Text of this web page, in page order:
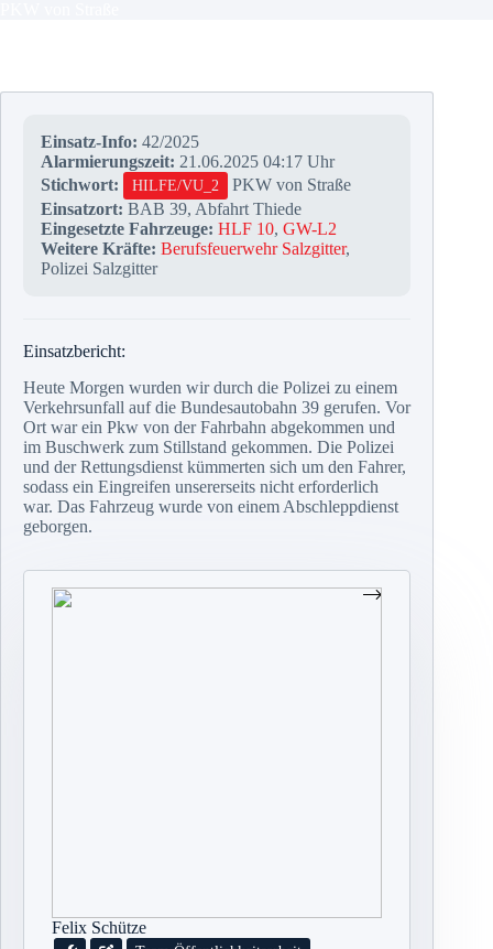
Einsatz-Info: 42/2025
Alarmierungszeit: 21.06.2025 04:17 Uhr
Stichwort:
HILFE/VU_2
PKW von Straße
Einsatzort: BAB 39, Abfahrt Thiede
Eingesetzte Fahrzeuge: HLF 10, GW-L2
Weitere Kräfte: Berufsfeuerwehr Salzgitter,
Polizei Salzgitter
Einsatzbericht:
Heute Morgen wurden wir durch die Polizei zu einem
Verkehrsunfall auf die Bundesautobahn 39 gerufen. Vor
Ort war ein Pkw von der Fahrbahn abgekommen und
im Buschwerk zum Stillstand gekommen. Die Polizei
und der Rettungsdienst kümmerten sich um den Fahrer,
sodass ein Eingreifen unsererseits nicht erforderlich
war. Das Fahrzeug wurde von einem Abschleppdienst
geborgen.
Felix Schütze